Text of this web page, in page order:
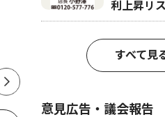
ール」 始まりの地
４手連弾 メジャー
利上昇リ
すべて見
意見広告・議会報告